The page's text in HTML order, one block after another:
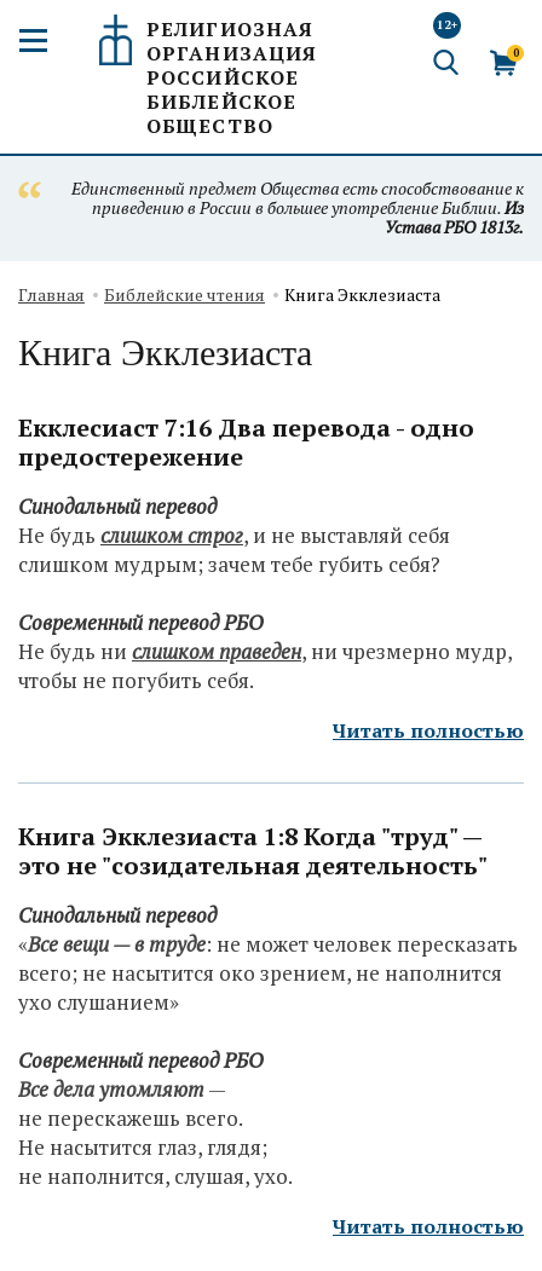
РЕЛИГИОЗНАЯ
ОРГАНИЗАЦИЯ
РОССИЙСКОЕ
БИБЛЕЙСКОЕ
ОБЩЕСТВО
12+
0
Единственный предмет Общества есть способствование к
приведению в России в большее употребление Библии.Из
Устава РБО 1813г.
Главная Библейские чтения Книга Экклезиаста
Книга Экклезиаста
Екклесиаст 7:16 Два перевода - одно
предостережение
Синодальный перевод
Не будь слишком строг, и не выставляй себя
слишком мудрым; зачем тебе губить себя?
Современный перевод РБО
Не будь ни слишком праведен, ни чрезмерно мудр,
чтобы не погубить себя.
Читать полностью
Книга Экклезиаста 1:8 Когда "труд" —
это не "созидательная деятельность"
Синодальный перевод
«Все вещи — в труде: не может человек пересказать
всего; не насытится око зрением, не наполнится
ухо слушанием»
Современный перевод РБО
Все дела утомляют—
не перескажешь всего.
Не насытится глаз, глядя;
не наполнится, слушая, ухо.
Читать полностью